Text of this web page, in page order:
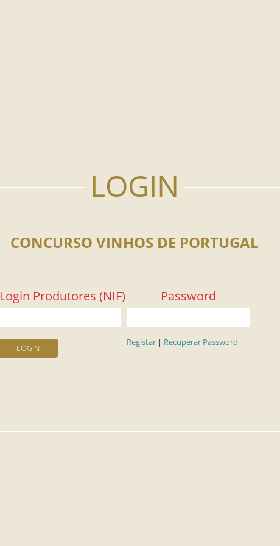
CONCURSO VINHOS DE PORTUGAL
Login Produtores (NIF) Password
LOGIN
Registar | Recuperar Password